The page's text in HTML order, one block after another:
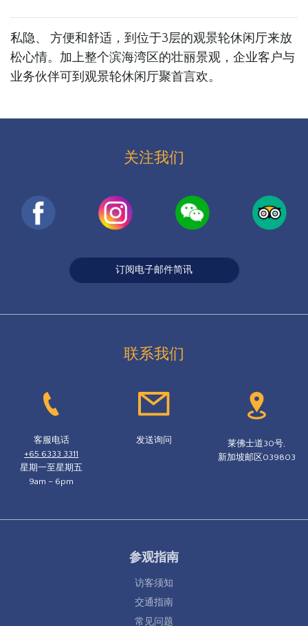
私隐、 方便和舒适，到位于3层的观景轮休闲厅来放
松心情。加上整个滨海湾区的壮丽景观，企业客户与
业务伙伴可到观景轮休闲厅聚首言欢。
关注我们
订阅电子邮件简讯
联系我们
客服电话
+65 6333 3311
星期一至星期五
9am – 6pm
发送询问
莱佛士道30号,
新加坡邮区039803
参观指南
访客须知
交通指南
常见问题